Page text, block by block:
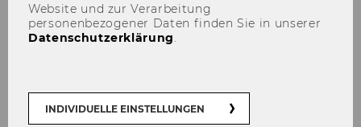
Englisch verfügbar.
Website und zur Verarbeitung
personenbezogener Daten finden Sie in unserer
Datenschutzerklärung.
INDIVIDUELLE EINSTELLUNGEN